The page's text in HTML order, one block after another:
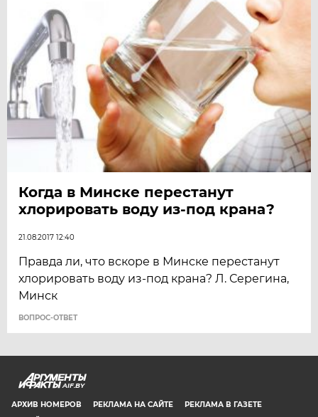
Когда в Минске перестанут
хлорировать воду из-под крана?
21.08.2017 12:40
Правда ли, что вскоре в Минске перестанут
хлорировать воду из-под крана? Л. Серегина,
Минск
ВОПРОС-ОТВЕТ
AIF.BY
АРХИВ НОМЕРОВ РЕКЛАМА НА САЙТЕ
РЕКЛАМА В ГАЗЕТЕ